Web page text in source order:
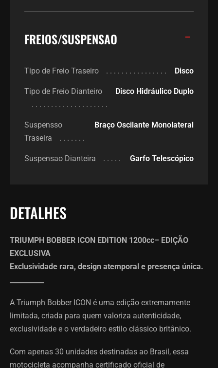
FREIOS/SUSPENSAO
Tipo de Freio Traseiro Disco
Tipo de Freio Dianteiro Disco Hidráulico Duplo
Suspensso
Traseira
Braço Oscilante Monolateral
Suspensao Dianteira Garfo Telescópico
DETALHES
TRIUMPH BOBBER ICON EDITION 1200cc– EDIÇÃO
EXCLUSIVA
Exclusividade rara, design atemporal e presença única.
A Triumph Bobber ICON é uma edição extremamente
limitada, criada para quem valoriza autenticidade,
exclusividade e o verdadeiro estilo clássico britânico.
Com apenas 30 unidades destinadas ao Brasil, essa
motocicleta acompanha certificado oficial de